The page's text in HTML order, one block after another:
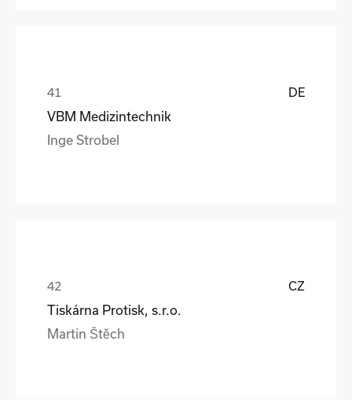
DE
VBM Medizintechnik
Inge Strobel
CZ
Tiskárna Protisk, s.r.o.
Martin Štěch